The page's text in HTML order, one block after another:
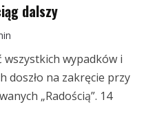
dalszy
wszystkich wypadków i
doszło na zakręcie przy
„Radością”. 14